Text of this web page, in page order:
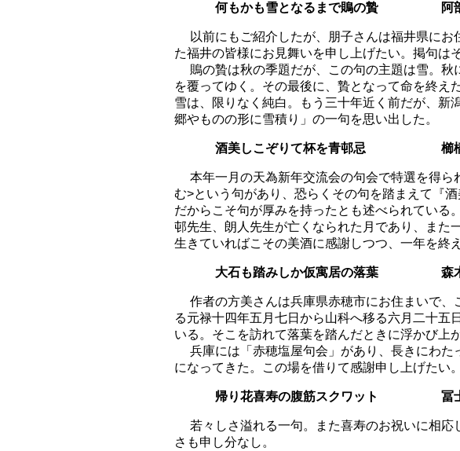
何もかも雪となるまで鵙の贄 阿
以前にもご紹介したが、朋子さんは福井県にお
た福井の皆様にお見舞いを申し上げたい。掲句は
鵙の贄は秋の季題だが、この句の主題は雪。秋
を覆ってゆく。その最後に、贄となって命を終え
雪は、限りなく純白。もう三十年近く前だが、新
郷やものの形に雪積り」の一句を思い出した。
酒美しこぞりて杯を青邨忌 櫛
本年一月の天為新年交流会の句会で特選を得ら
む>という句があり、恐らくその句を踏まえて『
だからこそ句が厚みを持ったとも述べられている
邨先生、朗人先生が亡くなられた月であり、また
生きていればこその美酒に感謝しつつ、一年を終
大石も踏みしか仮寓居の落葉 森
作者の方美さんは兵庫県赤穂市にお住まいで、
る元禄十四年五月七日から山科へ移る六月二十五
いる。そこを訪れて落葉を踏んだときに浮かび上
兵庫には「赤穂塩屋句会」があり、長きにわた
になってきた。この場を借りて感謝申し上げたい
帰り花喜寿の腹筋スクワット 冨士
若々しさ溢れる一句。また喜寿のお祝いに相応
さも申し分なし。